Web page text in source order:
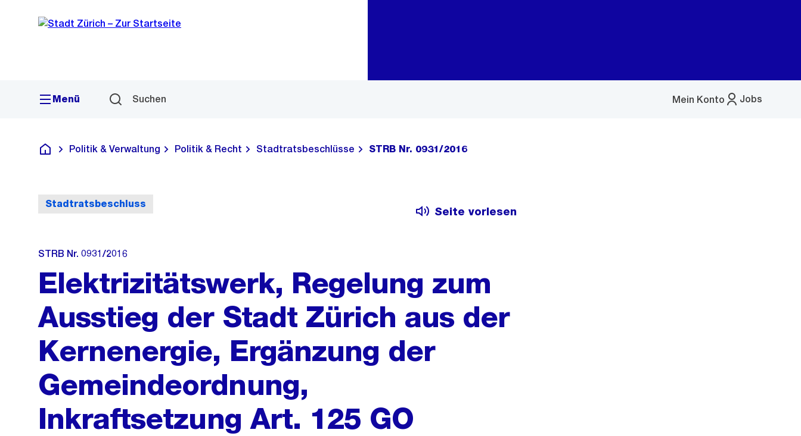
Navigation
Sprunglink
Menü Suchen Jobs
Mein Konto
Menü
Deutsch
Politik & Verwaltung Politik & Recht Stadtratsbeschlüsse STRB Nr. 0931/2016
Stadtratsbeschluss
Seite vorlesen
STRB Nr. 0931/2016
Elektrizitätswerk, Regelung zum
Ausstieg der Stadt Zürich aus der
Kernenergie, Ergänzung der
Gemeindeordnung,
Inkraftsetzung Art. 125 GO